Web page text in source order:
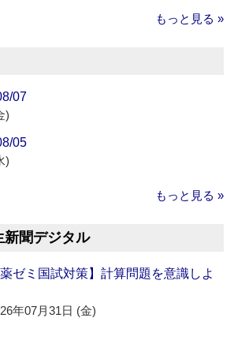
もっと見る »
07
)
05
)
もっと見る »
新聞デジタル
薬ゼミ国試対策】計算問題を意識しよ
年07月31日 (金)